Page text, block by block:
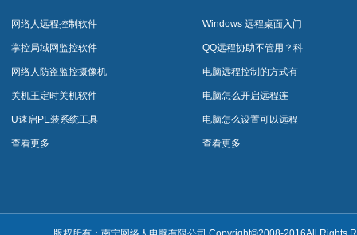
网络人远程控制软件
掌控局域网监控软件
网络人防盗监控摄像机
关机王定时关机软件
U速启PE装系统工具
查看更多
Windows 远程桌面入门
到上手网络人远程控制
软件网络人远程控制软
件
QQ远程协助不管用？科
技大佬如何远程拯救不
会电脑的小可爱？网络
人远程控制软件网络人
远程控制软件
电脑远程控制的方式有
哪些？网络人远程控制
软件网络人远程控制软
件
电脑怎么开启远程连
接？网络人远程控制软
件网络人远程控制软件
电脑怎么设置可以远程
连接？网络人远程控制
查看更多